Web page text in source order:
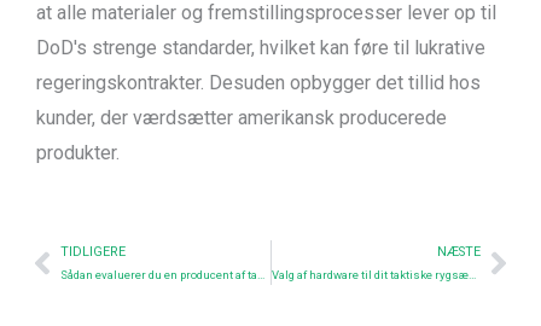
at alle materialer og fremstillingsprocesser lever op til
DoD's strenge standarder, hvilket kan føre til lukrative
regeringskontrakter. Desuden opbygger det tillid hos
kunder, der værdsætter amerikansk producerede
produkter.
Prev
TIDLIGERE NÆSTE
Valg af hardware til dit taktiske rygsækdesign